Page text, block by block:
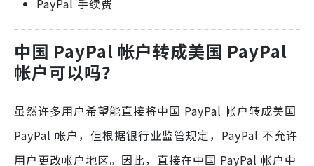
PayPal 手续费
中国 PayPal 帐户转成美国 PayPal
帐户可以吗？
虽然许多用户希望能直接将中国 PayPal 帐户转成美国
PayPal 帐户，但根据银行业监管规定，PayPal 不允许
用户更改帐户地区。因此，直接在中国 PayPal 帐户中